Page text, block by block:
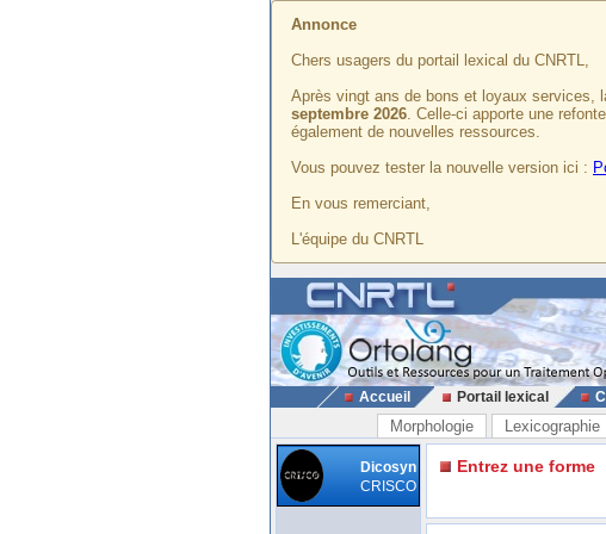
Annonce
Chers usagers du portail lexical du CNRTL,
Après vingt ans de bons et loyaux services,
septembre 2026. Celle-ci apporte une
également de nouvelles ressources.
Vous pouvez tester la nouvelle version ici :
En vous remerciant,
L'équipe du CNRTL
Accueil Portail lexical
Morphologie Lexicographie
Dicosyn
CRISCO
Entrez une forme